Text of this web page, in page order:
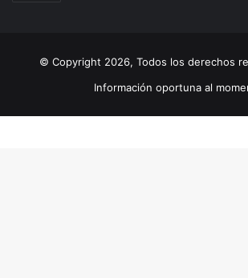
© Copyright 2026, Todos los derechos
Información oportuna al